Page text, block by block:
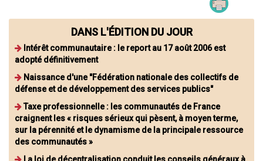
DANS L'ÉDITION DU JOUR
Intérêt communautaire : le report au 17 août 2006 est
adopté définitivement
Naissance d'une "Fédération nationale des collectifs de
défense et de développement des services publics"
Taxe professionnelle : les communautés de France
craignent les « risques sérieux qui pèsent, à moyen terme,
sur la pérennité et le dynamisme de la principale ressource
des communautés »
La loi de décentralisation conduit les conseils généraux à